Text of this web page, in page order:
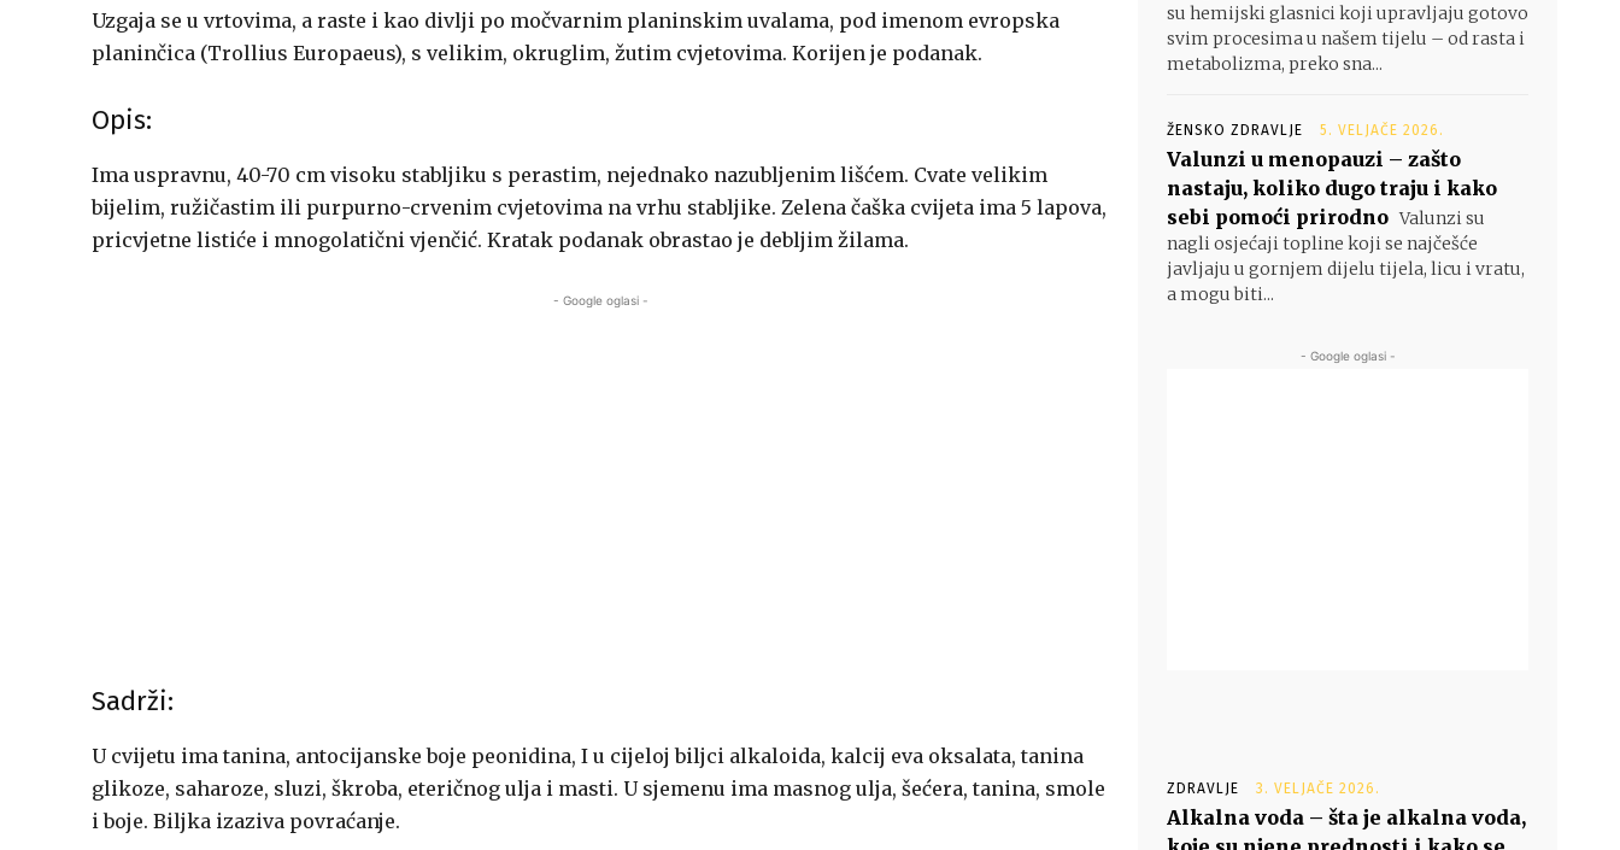
Uzgaja se u vrtovima, a raste i kao divlji po močvarnim planinskim uvalama, pod imenom evropska
planinčica (Trollius Europaeus), s velikim, okruglim, žutim cvjetovima. Korijen je podanak.
Opis:
Ima uspravnu, 40-70 cm visoku stabljiku s perastim, nejednako nazubljenim lišćem. Cvate velikim
bijelim, ružičastim ili purpurno-crvenim cvjetovima na vrhu stabljike. Zelena čaška cvijeta ima 5 lapova,
pricvjetne listiće i mnogolatični vjenčić. Kratak podanak obrastao je debljim žilama.
- Google oglasi -
Sadrži:
U cvijetu ima tanina, antocijanske boje peonidina, I u cijeloj biljci alkaloida, kalcij eva oksalata, tanina
glikoze, saharoze, sluzi, škroba, eteričnog ulja i masti. U sjemenu ima masnog ulja, šećera, tanina, smole
i boje. Biljka izaziva povraćanje.
su hemijski glasnici koji upravljaju gotovo
svim procesima u našem tijelu – od rasta i
metabolizma, preko sna...
ŽENSKO ZDRAVLJE 5. VELJAČE 2026.
Valunzi u menopauzi – zašto
nastaju, koliko dugo traju i kako
sebi pomoći prirodno Valunzi su
nagli osjećaji topline koji se najčešće
javljaju u gornjem dijelu tijela, licu i vratu,
a mogu biti...
- Google oglasi -
ZDRAVLJE 3. VELJAČE 2026.
Alkalna voda – šta je alkalna voda,